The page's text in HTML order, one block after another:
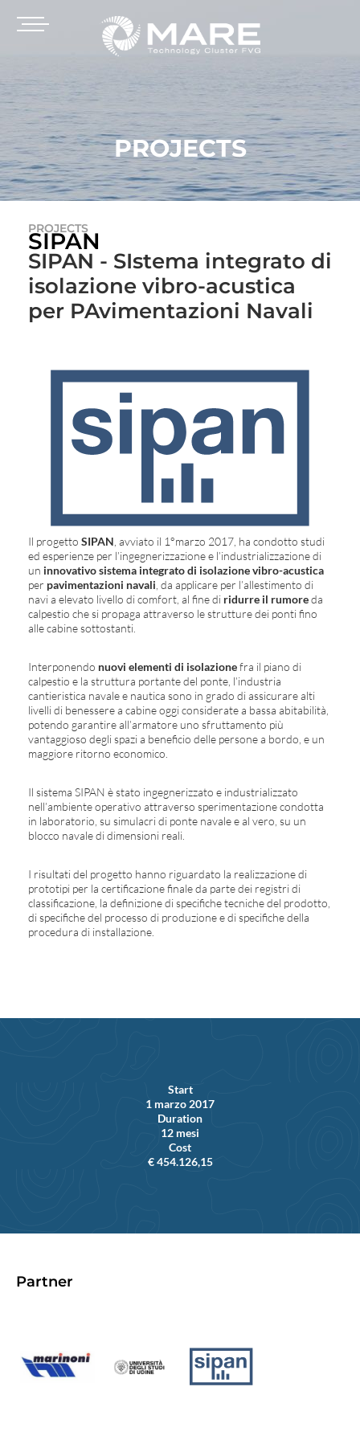
PROJECTS
PROJECTS
SIPAN
SIPAN - SIstema integrato di
isolazione vibro-acustica
per PAvimentazioni Navali
Il progetto SIPAN , avviato il 1°marzo 2017, ha condotto studi
ed esperienze per l’ingegnerizzazione e l’industrializzazione di
un innovativo sistema integrato di isolazione vibro-acustica
per pavimentazioni navali , da applicare per l’allestimento di
navi a elevato livello di comfort, al fine di ridurre il rumoreda
calpestio che si propaga attraverso le strutture dei ponti fino
alle cabine sottostanti.
Interponendo nuovi elementi di isolazionefra il piano di
calpestio e la struttura portante del ponte, l’industria
cantieristica navale e nautica sono in grado di assicurare alti
livelli di benessere a cabine oggi considerate a bassa abitabilità,
potendo garantire all’armatore uno sfruttamento più
vantaggioso degli spazi a beneficio delle persone a bordo, e un
maggiore ritorno economico.
Il sistema SIPAN è stato ingegnerizzato e industrializzato
nell’ambiente operativo attraverso sperimentazione condotta
in laboratorio, su simulacri di ponte navale e al vero, su un
blocco navale di dimensioni reali.
I risultati del progetto hanno riguardato la realizzazione di
prototipi per la certificazione finale da parte dei registri di
classificazione, la definizione di specifiche tecniche del prodotto,
di specifiche del processo di produzione e di specifiche della
procedura di installazione.
Start
1 marzo 2017
Duration
12 mesi
Cost
€ 454.126,15
Partner